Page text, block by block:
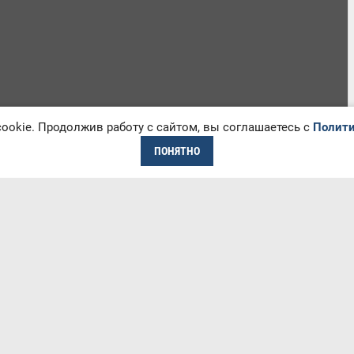
Продолжив работу с сайтом, вы соглашаетесь с
ПОНЯТНО